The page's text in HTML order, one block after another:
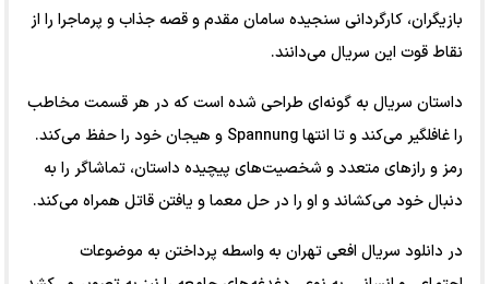
بازیگران، کارگردانی سنجیده سامان مقدم و قصه جذاب و پرماجرا را از
نقاط قوت این سریال می‌دانند.
داستان سریال به گونه‌ای طراحی شده است که در هر قسمت مخاطب
را غافلگیر می‌کند و تا انتها Spannung و هیجان خود را حفظ می‌کند.
رمز و رازهای متعدد و شخصیت‌های پیچیده داستان، تماشاگر را به
دنبال خود می‌کشاند و او را در حل معما و یافتن قاتل همراه می‌کند.
در دانلود سریال افعی تهران به واسطه پرداختن به موضوعات